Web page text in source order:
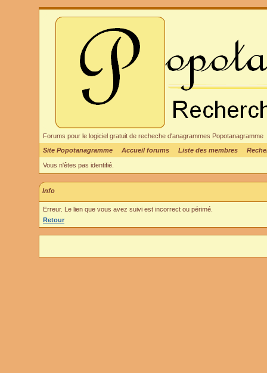
Forums pour le logiciel gratuit de recheche d'anagrammes Popotanagramme
Site Popotanagramme
Accueil forums Liste des membres
Vous n'êtes pas identifié.
Info
Erreur. Le lien que vous avez suivi est incorrect ou périmé.
Retour